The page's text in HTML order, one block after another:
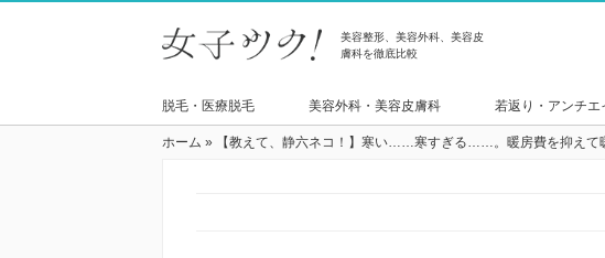
美容整形、美容外科、美容皮
膚科を徹底比較
脱毛・医療脱毛 美容外科・美容皮膚科 若返り・アンチエ
ホーム » 【教えて、静六ネコ！】寒い……寒すぎる……。暖房費を抑えて